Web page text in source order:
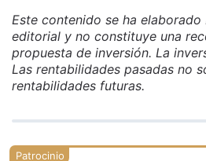
Este contenido se ha
editorial y no constituye una
propuesta de inversión. La
Las rentabilidades pasadas no
rentabilidades futuras.